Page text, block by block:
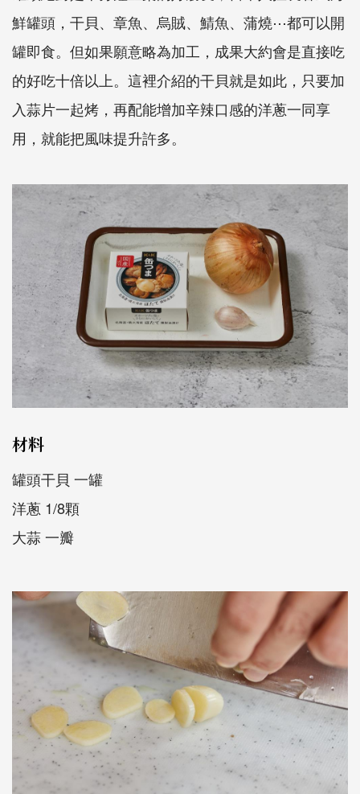
鮮罐頭，干貝、章魚、烏賊、鯖魚、蒲燒⋯都可以開
罐即食。但如果願意略為加工，成果大約會是直接吃
的好吃十倍以上。這裡介紹的干貝就是如此，只要加
入蒜片一起烤，再配能增加辛辣口感的洋蔥一同享
用，就能把風味提升許多。
材料
罐頭干貝 一罐
洋蔥 1/8顆
大蒜 一瓣